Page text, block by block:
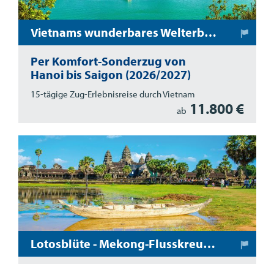
Vietnams wunderbares Welterbe: Bahnreise mit dem SJourney-Sonderzug
Per Komfort-Sonderzug von
Hanoi bis Saigon (2026/2027)
15-tägige Zug-Erlebnisreise durch Vietnam
ab 11.800 €
Lotosblüte - Mekong-Flusskreuzfahrt in Vietnam und Kambodscha